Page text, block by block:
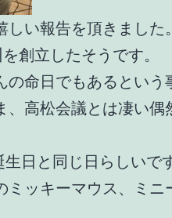
い報告を頂きました。
創立したそうです。
命日でもあるという
高松会議とは凄い偶
日と同じ日らしいで
ミッキーマウス、ミニ